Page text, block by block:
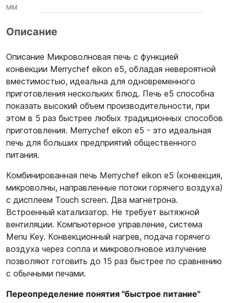
мм
Описание
Описание Микроволновая печь с функцией
конвекции Merrychef eikon e5, обладая невероятной
вместимостью, идеальна для одновременного
приготовления нескольких блюд. Печь e5 способна
показать высокий объем производительности, при
этом в 5 раз быстрее любых традиционных способов
приготовления. Merrychef eikon e5 - это идеальная
печь для больших предприятий общественного
питания.
Комбинированная печь Merrychef eikon e5 (конвекция,
микроволны, направленные потоки горячего воздуха)
с дисплеем Touch screen. Два магнетрона.
Встроенный катализатор. Не требует вытяжной
вентиляции. Компьютерное управление, система
Menu Key. Конвекционный нагрев, подача горячего
воздуха через сопла и микроволновое излучение
позволяют готовить до 15 раз быстрее по сравнению
с обычными печами.
Переопределение понятия "быстрое питание"